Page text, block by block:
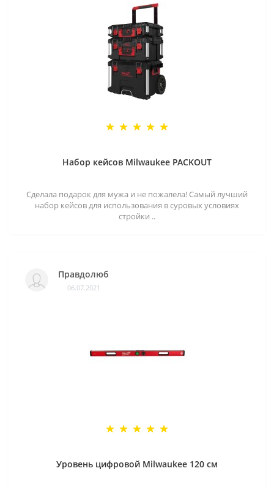
Набор кейсов Milwaukee PACKOUT
Сделала подарок для мужа и не пожалела! Самый лучший
набор кейсов для использования в суровых условиях
стройки ..
Правдолюб
06.07.2021
Уровень цифровой Milwaukee 120 см